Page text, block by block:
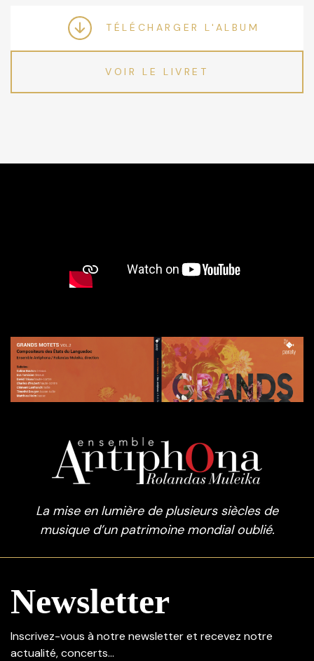
TÉLÉCHARGER L'ALBUM
VOIR LE LIVRET
La mise en lumière de plusieurs siècles de
musique d’un patrimoine mondial oublié.
Newsletter
Inscrivez-vous à notre newsletter et recevez notre
actualité, concerts…